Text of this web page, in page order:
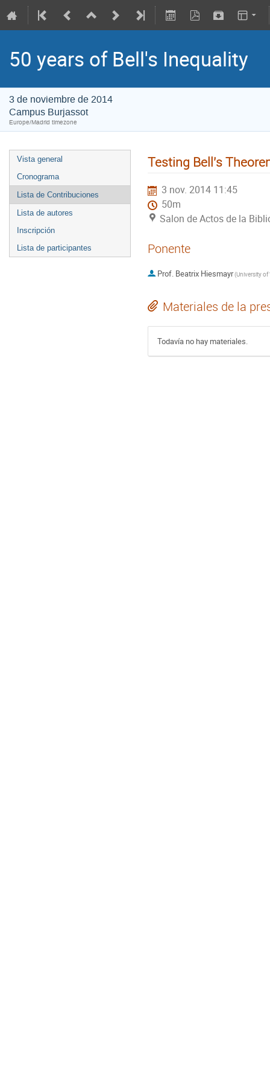
50 years of Bell's Inequality
3 de noviembre de 2014
Campus Burjassot
Europe/Madrid timezone
Vista general
Cronograma
Lista de Contribuciones
Lista de autores
Inscripción
Lista de participantes
Testing Bell's
3 nov. 2014 11:45
50m
Salon de Actos de la
Ponente
Prof. Beatrix Hiesmayr(University of
Materiales de la
Todavía no hay materiales.